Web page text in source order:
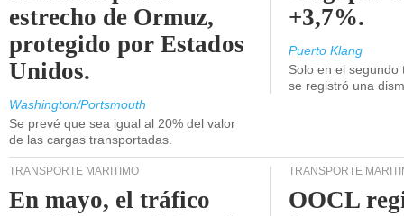
estrecho de Ormuz,
protegido por Estados
Unidos.
Washington/Portsmouth
Se prevé que sea igual al 20% del valor
de las cargas transportadas.
+3,7%.
Puerto Klang
Solo en el
se registró una
TRANSPORTE MARÍTIMO
En mayo, el tráfico
TRANSPORTE
OOCL